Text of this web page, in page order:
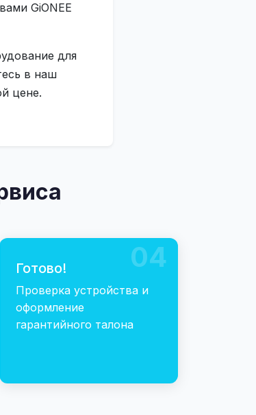
GiONEE
для
в наш
цене.
04
Готово!
Проверка устройства и
оформление
гарантийного талона